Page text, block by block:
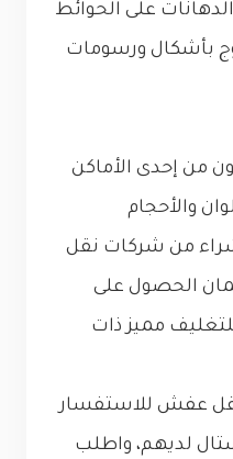
على الحوائط
بأشكال ورسومات
من إحدى الأماكن
والأحجام
من شركات نقل
الحصول على
مميز ذات
عفش للاستفسار
لديهم، واطلب